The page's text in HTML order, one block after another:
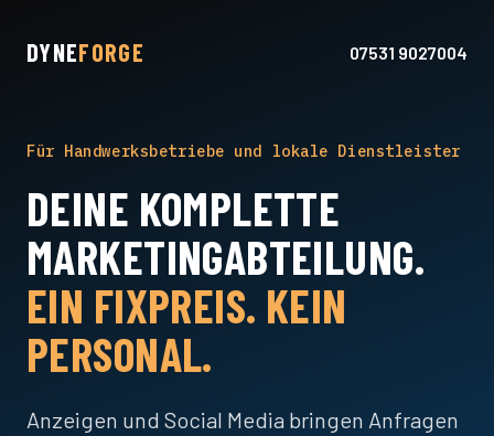
DYNEFORGE 07531 9027004
Für Handwerksbetriebe und lokale Dienstleister
DEINE KOMPLETTE
MARKETINGABTEILUNG.
EIN FIXPREIS. KEIN
PERSONAL.
Anzeigen und Social Media bringen Anfragen